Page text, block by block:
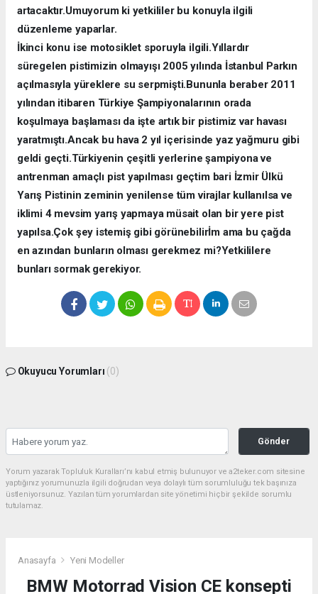
artacaktır.Umuyorum ki yetkililer bu konuyla ilgili
düzenleme yaparlar.
İkinci konu ise motosiklet sporuyla ilgili.Yıllardır
süregelen pistimizin olmayışı 2005 yılında İstanbul Parkın
açılmasıyla yüreklere su serpmişti.Bununla beraber 2011
yılından itibaren Türkiye Şampiyonalarının orada
koşulmaya başlaması da işte artık bir pistimiz var havası
yaratmıştı.Ancak bu hava 2 yıl içerisinde yaz yağmuru gibi
geldi geçti.Türkiyenin çeşitli yerlerine şampiyona ve
antrenman amaçlı pist yapılması geçtim bari İzmir Ülkü
Yarış Pistinin zeminin yenilense tüm virajlar kullanılsa ve
iklimi 4 mevsim yarış yapmaya müsait olan bir yere pist
yapılsa.Çok şey istemiş gibi görünebilirİm ama bu çağda
en azından bunların olması gerekmez mi?Yetkililere
bunları sormak gerekiyor.
Okuyucu Yorumları (0)
Gönder
Yorum yazarak Topluluk Kuralları’nı kabul etmiş bulunuyor ve a2teker.com sitesine
yaptığınız yorumunuzla ilgili doğrudan veya dolaylı tüm sorumluluğu tek başınıza
üstleniyorsunuz. Yazılan tüm yorumlardan site yönetimi hiçbir şekilde sorumlu
tutulamaz.
Anasayfa Yeni Modeller
BMW Motorrad Vision CE konsepti